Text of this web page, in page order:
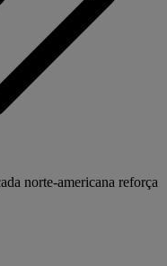
norte-americana reforça